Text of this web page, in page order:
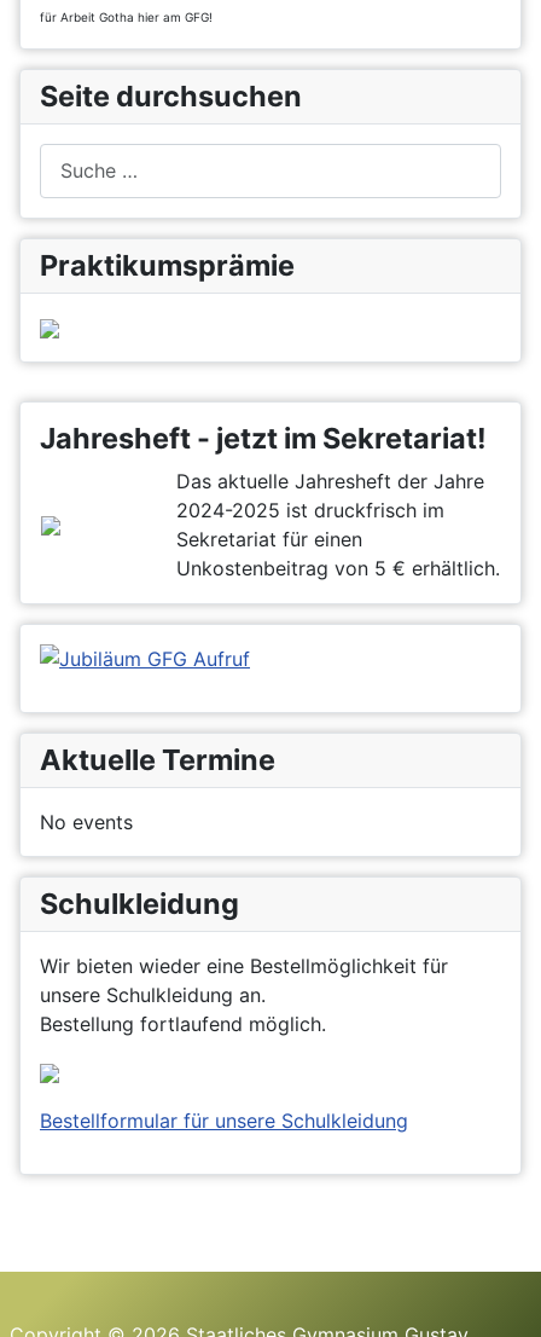
Jahresheft - jetzt im Sekretariat!
Das aktuelle Jahresheft der Jahre
2024-2025 ist druckfrisch im
Sekretariat für einen
Unkostenbeitrag von 5 € erhältlich.
Aktuelle Termine
No events
Schulkleidung
Wir bieten wieder eine Bestellmöglichkeit für
unsere Schulkleidung an.
Bestellung fortlaufend möglich.
Bestellformular für unsere Schulkleidung
für Arbeit Gotha hier am GFG!
Seite durchsuchen
Praktikumsprämie